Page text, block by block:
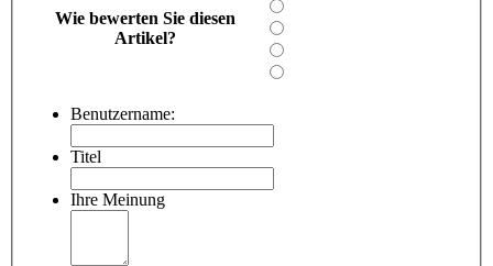
Wie bewerten Sie diesen
Artikel?
Benutzername:
Titel
Ihre Meinung